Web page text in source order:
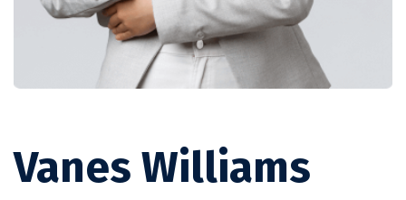
Vanes Williams